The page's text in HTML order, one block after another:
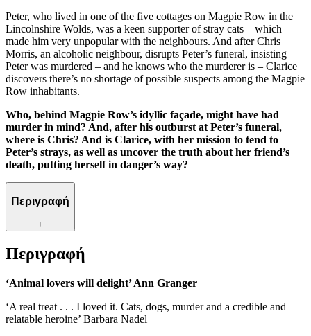
Peter, who lived in one of the five cottages on Magpie Row in the
Lincolnshire Wolds, was a keen supporter of stray cats – which
made him very unpopular with the neighbours. And after Chris
Morris, an alcoholic neighbour, disrupts Peter’s funeral, insisting
Peter was murdered – and he knows who the murderer is – Clarice
discovers there’s no shortage of possible suspects among the Magpie
Row inhabitants.
Who, behind Magpie Row’s idyllic façade, might have had
murder in mind? And, after his outburst at Peter’s funeral,
where is Chris? And is Clarice, with her mission to tend to
Peter’s strays, as well as uncover the truth about her friend’s
death, putting herself in danger’s way?
Περιγραφή
+
Περιγραφή
‘Animal lovers will delight’ Ann Granger
‘A real treat . . . I loved it. Cats, dogs, murder and a credible and
relatable heroine’ Barbara Nadel